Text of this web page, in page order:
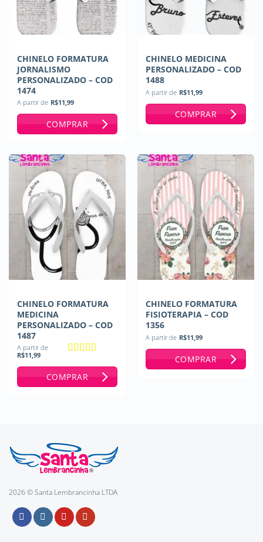
CHINELO FORMATURA
JORNALISMO
PERSONALIZADO – COD
1474
A partir de R$11,99
COMPRAR
CHINELO MEDICINA
PERSONALIZADO – COD
1488
A partir de R$11,99
COMPRAR
CHINELO FORMATURA
MEDICINA
PERSONALIZADO – COD
1487
A partir de
R$11,99
COMPRAR
CHINELO FORMATURA
FISIOTERAPIA – COD
1356
A partir de R$11,99
COMPRAR
2026 © Santa Lembrancinha LTDA